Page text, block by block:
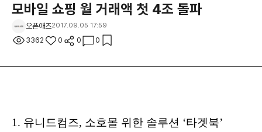
모바일 쇼핑 월 거래액 첫 4조 돌파
오픈애즈2017.09.05 17:59
3362 0 0 0
1. 유니드컴즈, 소호몰 위한 솔루션 ‘타겟북’